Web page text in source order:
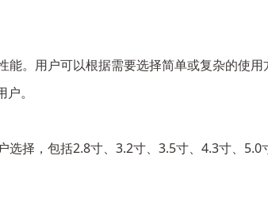
。用户可以根据需要选择简单或复杂的使
。
择，包括2.8寸、3.2寸、3.5寸、4.3寸、